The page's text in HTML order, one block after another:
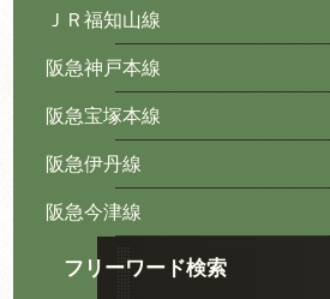
ＪＲ福知山線
阪急神戸本線
阪急宝塚本線
阪急伊丹線
阪急今津線
フリーワード検索